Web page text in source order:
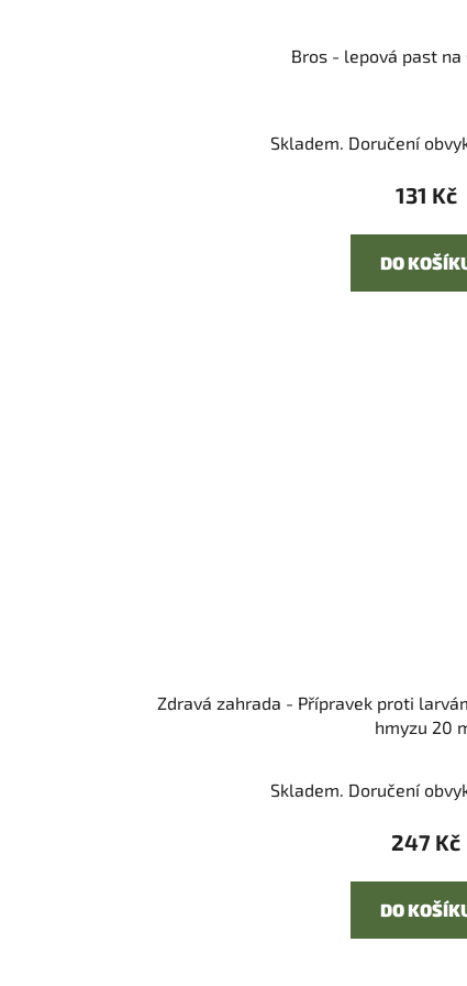
Bros - lepová past na
Skladem. Doručení
131 Kč
DO
Zdravá zahrada - Přípravek proti
hmyzu 20
Skladem. Doručení
247 Kč
DO